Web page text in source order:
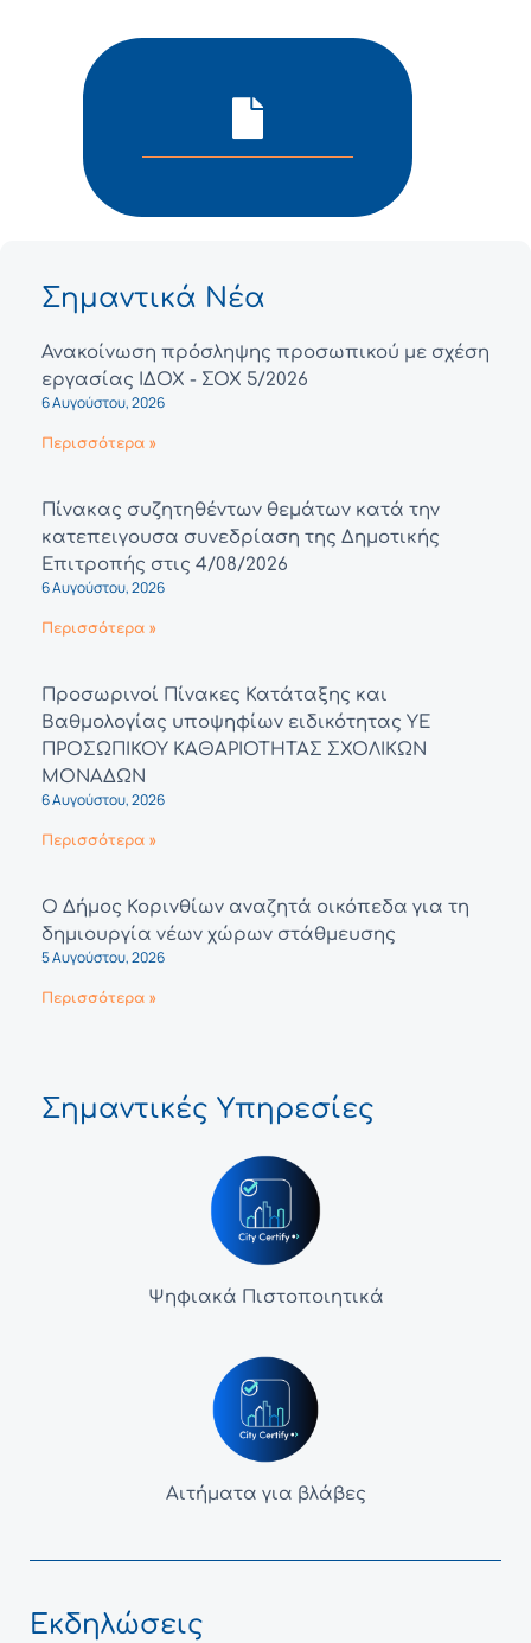
Σημαντικά Νέα
Ανακοίνωση πρόσληψης προσωπικού με σχέση
εργασίας ΙΔΟΧ - ΣΟΧ 5/2026
6 Αυγούστου, 2026
Περισσότερα »
Πίνακας συζητηθέντων θεμάτων κατά την
κατεπειγουσα συνεδρίαση της Δημοτικής
Επιτροπής στις 4/08/2026
6 Αυγούστου, 2026
Περισσότερα »
Προσωρινοί Πίνακες Κατάταξης και
Βαθμολογίας υποψηφίων ειδικότητας ΥΕ
ΠΡΟΣΩΠΙΚΟΥ ΚΑΘΑΡΙΟΤΗΤΑΣ ΣΧΟΛΙΚΩΝ
ΜΟΝΑΔΩΝ
6 Αυγούστου, 2026
Περισσότερα »
Ο Δήμος Κορινθίων αναζητά οικόπεδα για τη
δημιουργία νέων χώρων στάθμευσης
5 Αυγούστου, 2026
Περισσότερα »
Σημαντικές Υπηρεσίες
Ψηφιακά Πιστοποιητικά
Αιτήματα για βλάβες
Εκδηλώσεις